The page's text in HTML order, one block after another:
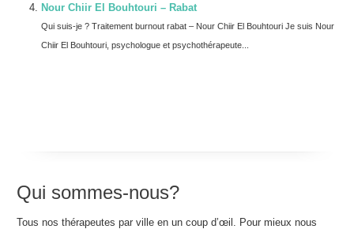
Nour Chiir El Bouhtouri – Rabat
Qui suis-je ? Traitement burnout rabat – Nour Chiir El Bouhtouri Je suis Nour
Chiir El Bouhtouri, psychologue et psychothérapeute...
Qui sommes-nous?
Tous nos thérapeutes par ville en un coup d’œil. Pour mieux nous